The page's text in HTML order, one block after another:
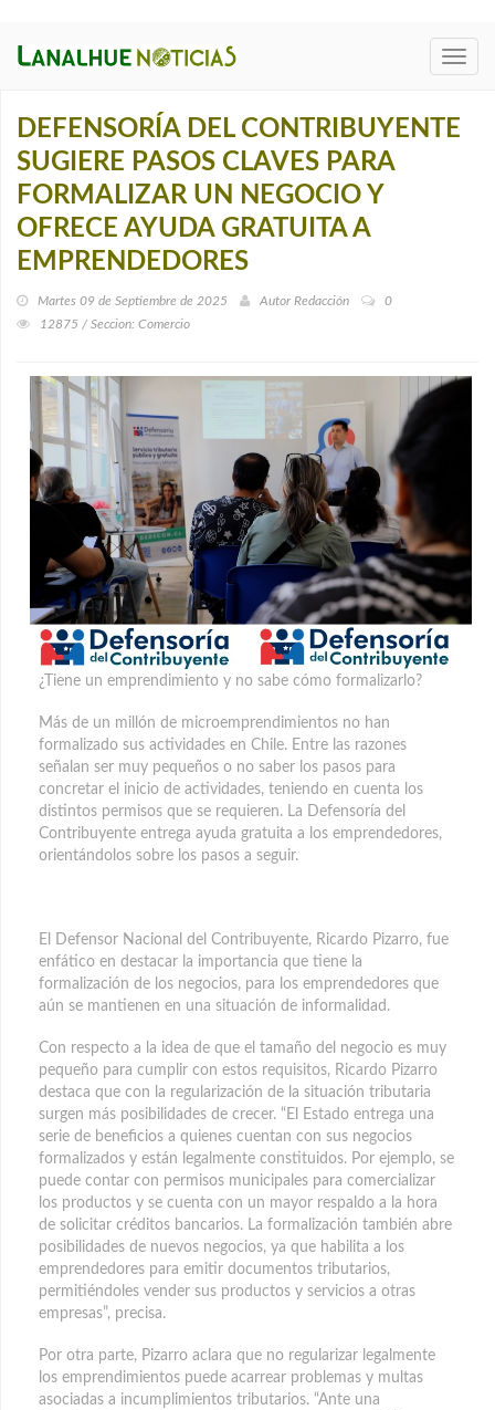
DEFENSORÍA DEL CONTRIBUYENTE
SUGIERE PASOS CLAVES PARA
FORMALIZAR UN NEGOCIO Y
OFRECE AYUDA GRATUITA A
EMPRENDEDORES
Martes 09 de Septiembre de 2025 Autor Redacción
0
12875 / Seccion: Comercio
¿Tiene un emprendimiento y no sabe cómo formalizarlo?
Más de un millón de microemprendimientos no han
formalizado sus actividades en Chile. Entre las razones
señalan ser muy pequeños o no saber los pasos para
concretar el inicio de actividades, teniendo en cuenta los
distintos permisos que se requieren. La Defensoría del
Contribuyente entrega ayuda gratuita a los emprendedores,
orientándolos sobre los pasos a seguir.
El Defensor Nacional del Contribuyente, Ricardo Pizarro, fue
enfático en destacar la importancia que tiene la
formalización de los negocios, para los emprendedores que
aún se mantienen en una situación de informalidad.
Con respecto a la idea de que el tamaño del negocio es muy
pequeño para cumplir con estos requisitos, Ricardo Pizarro
destaca que con la regularización de la situación tributaria
surgen más posibilidades de crecer. “El Estado entrega una
serie de beneficios a quienes cuentan con sus negocios
formalizados y están legalmente constituidos. Por ejemplo, se
puede contar con permisos municipales para comercializar
los productos y se cuenta con un mayor respaldo a la hora
de solicitar créditos bancarios. La formalización también abre
posibilidades de nuevos negocios, ya que habilita a los
emprendedores para emitir documentos tributarios,
permitiéndoles vender sus productos y servicios a otras
empresas”, precisa.
Por otra parte, Pizarro aclara que no regularizar legalmente
los emprendimientos puede acarrear problemas y multas
asociadas a incumplimientos tributarios. “Ante una